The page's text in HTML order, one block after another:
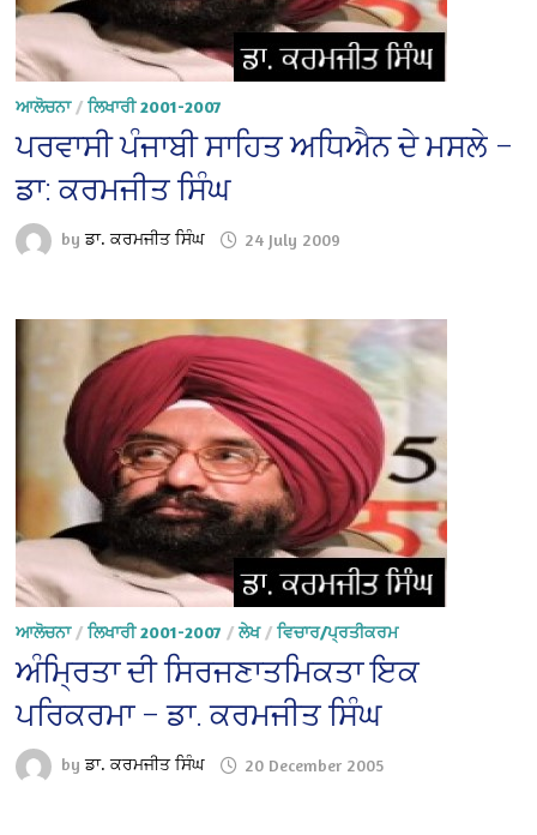
ਆਲੋਚਨਾ/ਲਿਖਾਰੀ 2001-2007
ਪਰਵਾਸੀ ਪੰਜਾਬੀ ਸਾਹਿਤ ਅਧਿਐਨ ਦੇ ਮਸਲੇ –
ਡਾ: ਕਰਮਜੀਤ ਸਿੰਘ
byਡਾ. ਕਰਮਜੀਤ ਸਿੰਘ 24 July 2009
ਆਲੋਚਨਾ/ਲਿਖਾਰੀ 2001-2007 /ਲੇਖ/ਵਿਚਾਰ/ਪ੍ਰਤੀਕਰਮ
ਅੰਮ੍ਰਿਤਾ ਦੀ ਸਿਰਜਣਾਤਮਿਕਤਾ ਇਕ
ਪਰਿਕਰਮਾ – ਡਾ. ਕਰਮਜੀਤ ਸਿੰਘ
byਡਾ. ਕਰਮਜੀਤ ਸਿੰਘ 20 December 2005